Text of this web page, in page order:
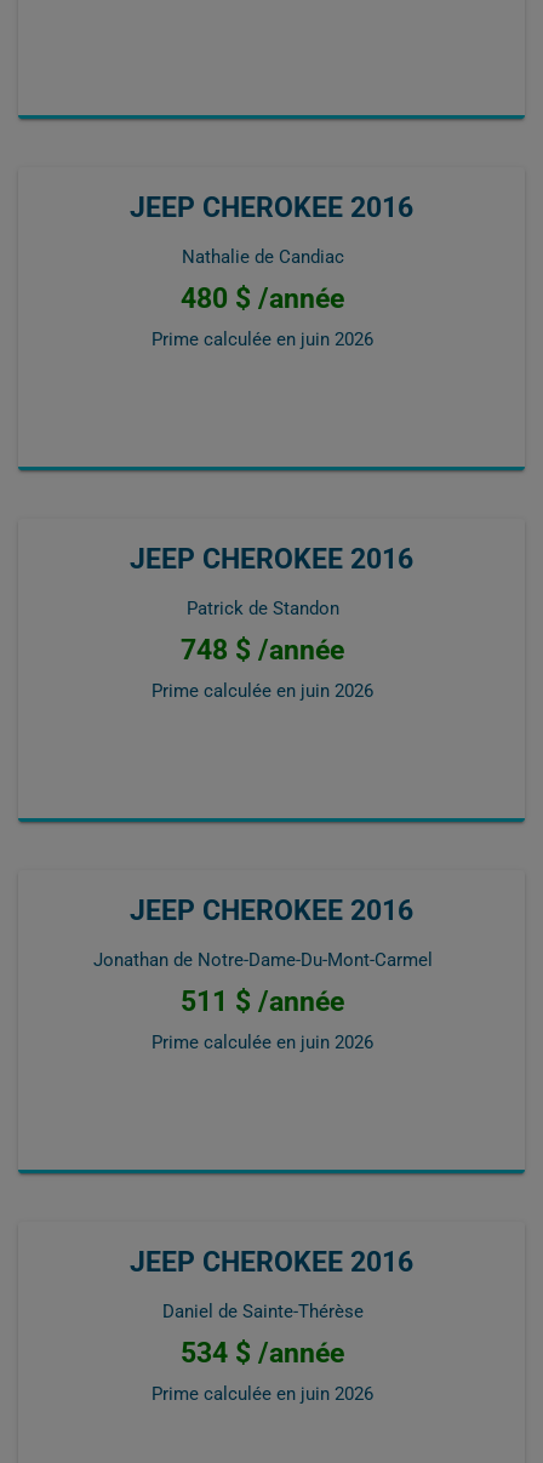
JEEP CHEROKEE 2016
Nathalie de Candiac
480 $ /année
Prime calculée en juin 2026
JEEP CHEROKEE 2016
Patrick de Standon
748 $ /année
Prime calculée en juin 2026
JEEP CHEROKEE 2016
Jonathan de Notre-Dame-Du-Mont-Carmel
511 $ /année
Prime calculée en juin 2026
JEEP CHEROKEE 2016
Daniel de Sainte-Thérèse
534 $ /année
Prime calculée en juin 2026